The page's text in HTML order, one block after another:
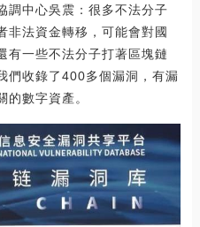
調中心吳震：很多不法分子
非法資金轉移，可能會對國
有一些不法分子打著區塊鏈
們收錄了400多個漏洞，有漏
數字資產。